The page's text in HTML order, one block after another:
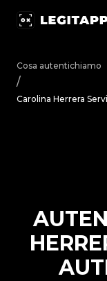
Cosa autentichiamo
/
Carolina Herrera